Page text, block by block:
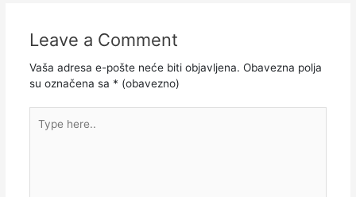
Leave a Comment
Vaša adresa e-pošte neće biti objavljena. Obavezna polja
su označena sa * (obavezno)
here..